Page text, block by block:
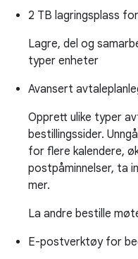
2 TB lagringsplass
Lagre, del og
typer enheter
Avansert
Opprett ulike typer
bestillingssider.
for flere kalendere,
postpåminnelser, ta
mer.
La andre bestille
E-postverktøy for